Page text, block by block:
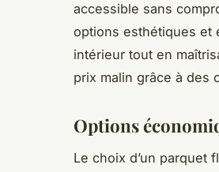
accessible sans
options esthétiques et
intérieur tout en
prix malin grâce à des
Options
Le choix d’un parquet